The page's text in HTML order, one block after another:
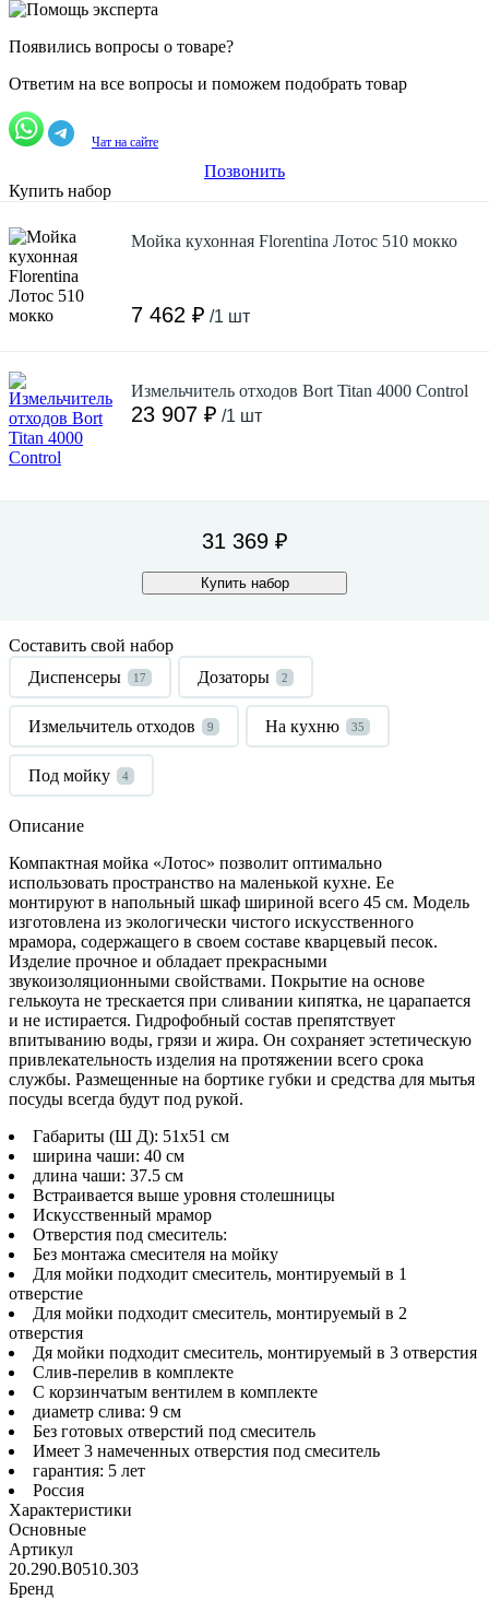
Появились вопросы о товаре?
Ответим на все вопросы и поможем подобрать товар
Чат на сайте
Позвонить
Купить набор
Мойка кухонная Florentina Лотос 510 мокко
7 462 ₽ /1 шт
Измельчитель отходов Bort Titan 4000 Control
23 907 ₽ /1 шт
31 369 ₽
Купить набор
Составить свой набор
Диспенсеры
17 Дозаторы 2
Измельчитель отходов 9 На кухню 35
Под мойку 4
Описание
Компактная мойка «Лотос» позволит оптимально
использовать пространство на маленькой кухне. Ее
монтируют в напольный шкаф шириной всего 45 см. Модель
изготовлена из экологически чистого искусственного
мрамора, содержащего в своем составе кварцевый песок.
Изделие прочное и обладает прекрасными
звукоизоляционными свойствами. Покрытие на основе
гелькоута не трескается при сливании кипятка, не царапается
и не истирается. Гидрофобный состав препятствует
впитыванию воды, грязи и жира. Он сохраняет эстетическую
привлекательность изделия на протяжении всего срока
службы. Размещенные на бортике губки и средства для мытья
посуды всегда будут под рукой.
Габариты (Ш Д): 51x51 см
ширина чаши: 40 см
длина чаши: 37.5 см
Встраивается выше уровня столешницы
Искусственный мрамор
Отверстия под смеситель:
Без монтажа смесителя на мойку
Для мойки подходит смеситель, монтируемый в 1
отверстие
Для мойки подходит смеситель, монтируемый в 2
отверстия
Дя мойки подходит смеситель, монтируемый в 3 отверстия
Слив-перелив в комплекте
С корзинчатым вентилем в комплекте
диаметр слива: 9 см
Без готовых отверстий под смеситель
Имеет 3 намеченных отверстия под смеситель
гарантия: 5 лет
Россия
Характеристики
Основные
Артикул
20.290.B0510.303
Бренд